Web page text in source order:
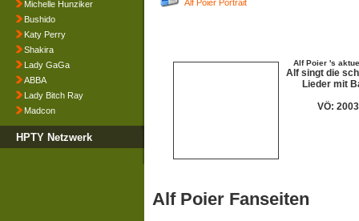
Michelle Hunziker
Bushido
Katy Perry
Shakira
Lady GaGa
ABBA
Lady Bitch Ray
Madcon
HPTY Netzwerk
Alf Poier Portrait
Alf Poier 's
Alf singt die
Lieder mit
VÖ: 2003
Alf Poier Fanseiten